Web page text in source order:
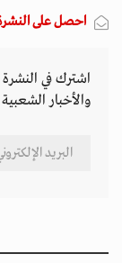
احصل على النشرة
اشترك في النشرة
والأخبار